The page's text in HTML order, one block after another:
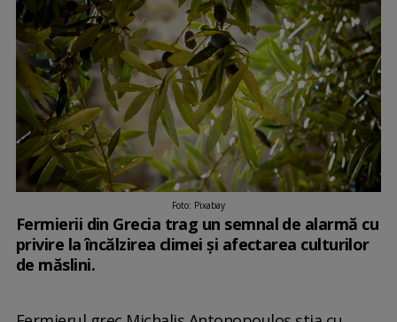
Foto: Pixabay
Fermierii din Grecia trag un semnal de alarmă cu
privire la încălzirea climei și afectarea culturilor
de măslini.